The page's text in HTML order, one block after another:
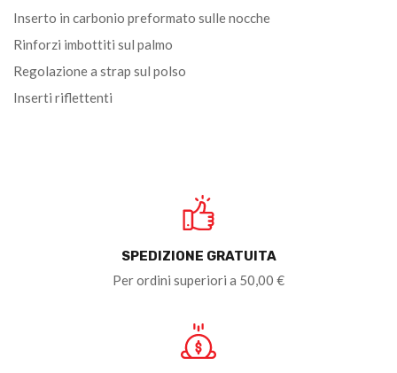
Inserto in carbonio preformato sulle nocche
Rinforzi imbottiti sul palmo
Regolazione a strap sul polso
Inserti riflettenti
SPEDIZIONE GRATUITA
Per ordini superiori a 50,00 €